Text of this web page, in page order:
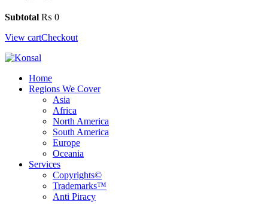
Subtotal ₨ 0
View cartCheckout
Home
Regions We Cover
Asia
Africa
North America
South America
Europe
Oceania
Services
Copyrights©
Trademarks™
Anti Piracy